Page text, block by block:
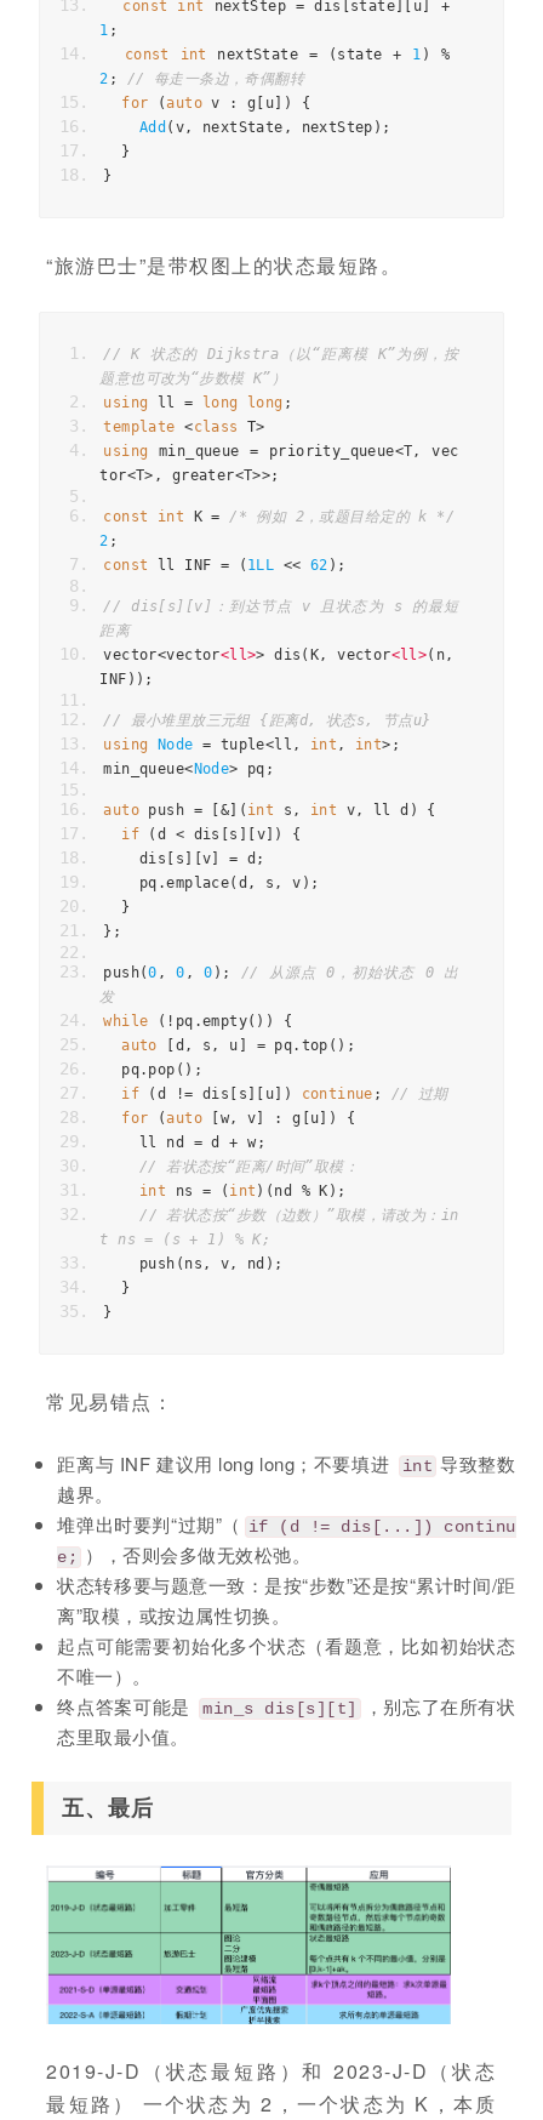
const int nextStep = dis state u
+
1 ;
const
int nextState = ( state + 1 )
%
2 ;
// 每走一条边，奇偶翻转
for
(auto v : g [ u])
{
Add ( v , nextState , nextStep );
}
}
“旅游巴士”是带权图上的状态最短路。
// K 状态的 Dijkstra（以“距离模 K”为例，按
题意也可改为“步数模 K”）
using
ll = long long ;
template <class T>
using
min_queue = priority_queue<T ,
vec
tor<T> , greater<T>>;
const int K =
/* 例如 2，或题目给定的 k */
2 ;
const
ll INF = ( 1LL << 62 );
// dis[s][v]：到达节点 v 且状态为 s 的最短
距离
vector<vector<ll>> dis ( K , vector<ll >( n ,
INF ));
// 最小堆里放三元组 {距离d, 状态s, 节点u}
using
Node = tuple<ll , int , int> ;
min_queue<Node> pq ;
auto push = [&]( int s , int v , ll d )
{
if
( d < dis [s ][v])
{
dis [ s ][v] = d ;
pq .emplace( d , s , v );
}
};
push(0 , 0 , 0 );
// 从源点 0，初始状态 0 出
发
while
( ! pq .empty())
{
auto
[d , s , u ] = pq. top ();
pq. pop ();
if
( d != dis [ s ][ u]) continue ;
// 过期
for
(auto [w , v] : g [u])
{
ll
nd = d + w ;
// 若状态按“距离/时间”取模：
int
ns = ( int )( nd % K );
// 若状态按“步数（边数）”取模，请改为：in
t ns = (s + 1) % K;
push ( ns , v , nd );
}
}
常见易错点：
距离与 INF 建议用 long long；不要填进 int 导致整数
越界。
堆弹出时要判“过期”（
if (d != dis[...]) continu
e;
），否则会多做无效松弛。
状态转移要与题意一致：是按“步数”还是按“累计时间/距
离”取模，或按边属性切换。
起点可能需要初始化多个状态（看题意，比如初始状态
不唯一）。
终点答案可能是
min_s dis[s][t]
，别忘了在所有状
态里取最小值。
五、最后
2019-J-D（状态最短路）和 2023-J-D（状态
最短路） 一个状态为 2，一个状态为 K，本质